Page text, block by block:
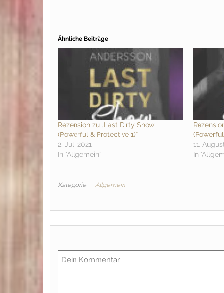
Ähnliche Beiträge
Rezension zu „Last Dirty Show
(Powerful & Protective 1)“
2. Juli 2021
In "Allgemein"
11.
In
Kategorie Allgemein